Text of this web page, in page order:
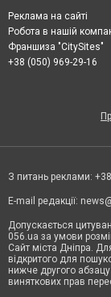
Реклама на сайті
Робота в нашій
Франшиза "CitySites"
+38 (050) 969-29-16
З питань реклами:
E-mail редакції:
Допускається
056.ua за умови
Сайт міста Дніпра.
відкритого для
нижче другого
виняткових прав